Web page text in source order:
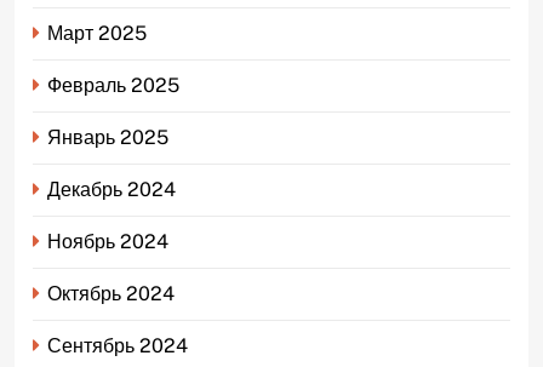
Март 2025
Февраль 2025
Январь 2025
Декабрь 2024
Ноябрь 2024
Октябрь 2024
Сентябрь 2024